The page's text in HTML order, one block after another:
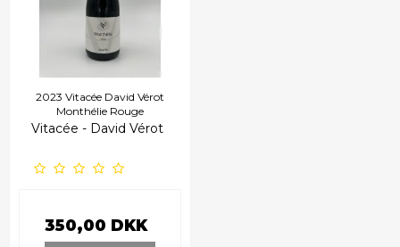
2023 Vitacée David Vérot
Monthélie Rouge
Vitacée - David Vérot
350,00 DKK